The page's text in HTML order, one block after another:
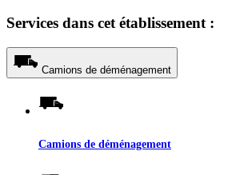
Services dans cet établissement :
Camions de déménagement
Camions de déménagement